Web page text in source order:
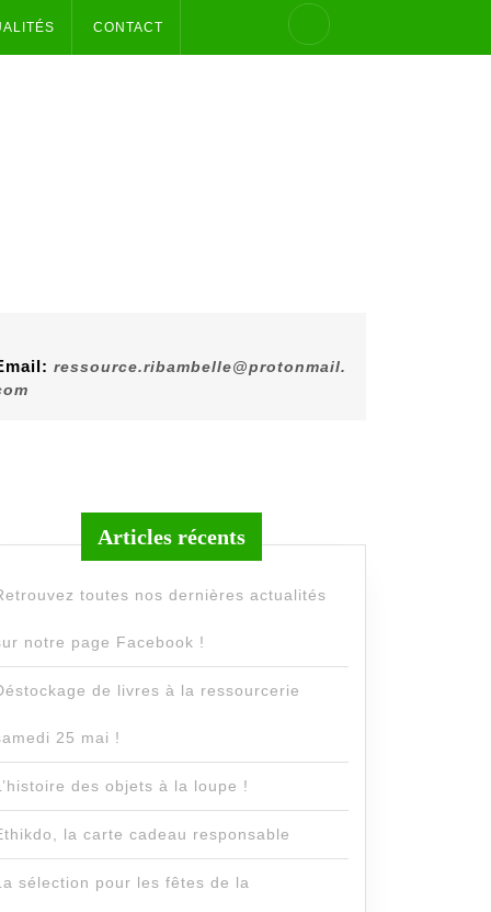
CONTACT
ressource.ribambelle@protonmail.
Articles récents
toutes nos dernières actualités
notre page Facebook !
de livres à la ressourcerie
25 mai !
des objets à la loupe !
la carte cadeau responsable
sélection pour les fêtes de la